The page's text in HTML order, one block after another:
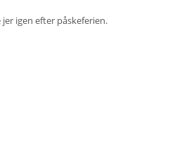
igen efter påskeferien.